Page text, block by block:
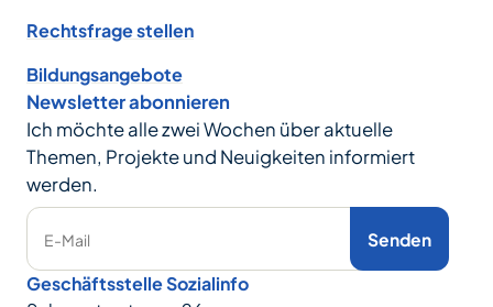
Rechtsfrage stellen
Bildungsangebote
Newsletter abonnieren
Ich möchte alle zwei Wochen über aktuelle
Themen, Projekte und Neuigkeiten informiert
werden.
E-Mail Senden
Geschäftsstelle Sozialinfo